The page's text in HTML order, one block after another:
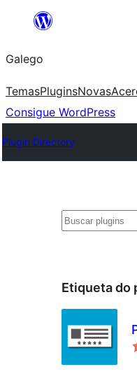
Saltar
contido
Galego
TemasPluginsNovas
Consigue WordPress
Plugin Directory
Buscar
Etiqueta do